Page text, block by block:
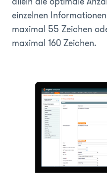
einzelnen
maximal 55 Zeichen
maximal 160 Zeichen.